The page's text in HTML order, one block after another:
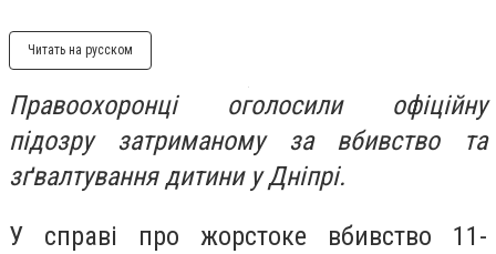
Читать на русском
Правоохоронці оголосили офіційну
підозру затриманому за вбивство та
зґвалтування дитини у Дніпрі.
У справі про жорстоке вбивство 11-